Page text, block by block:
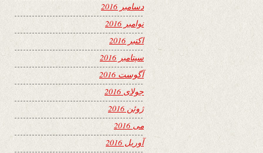
دسامبر 2016
نوامبر 2016
اکتبر 2016
سپتامبر 2016
آگوست 2016
جولای 2016
ژوئن 2016
می 2016
آوریل 2016